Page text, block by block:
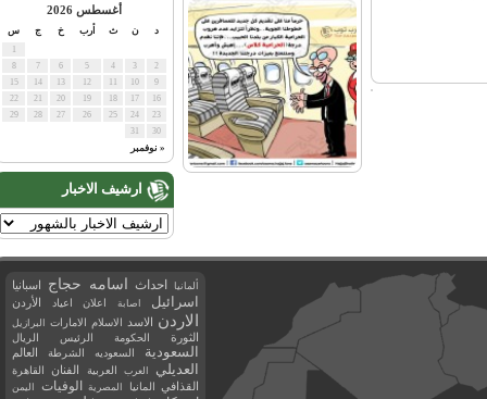
أغسطس 2026
أرب س
« نوفمبر
ارشيف الاخبار
ألمانيا احداث اسامه حجاج اسبانيا
اسرائيل اصابة اعلان اعياد الأردن
الاردن الاسد الاسلام الامارات البرازيل
الثورة الحكومة الرئيس الريال
السعودية السعوديه الشرطة العالم
العديلي العرب العربية الفنان القاهرة
القذافي المانيا المصرية الوفيات اليمن